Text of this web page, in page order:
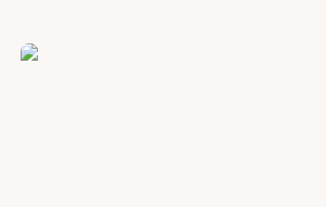
fler människor ska kunna promenera, motionera